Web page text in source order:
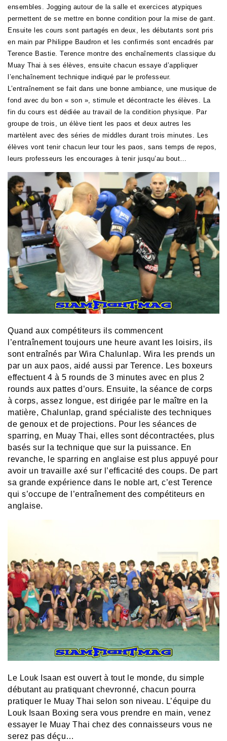
ensembles. Jogging autour de la salle et exercices atypiques
permettent de se mettre en bonne condition pour la mise de gant.
Ensuite les cours sont partagés en deux, les débutants sont pris
en main par Philippe Baudron et les confirmés sont encadrés par
Terence Bastie. Terence montre des enchaînements classique du
Muay Thai à ses élèves, ensuite chacun essaye d’appliquer
l’enchaînement technique indiqué par le professeur.
L’entraînement se fait dans une bonne ambiance, une musique de
fond avec du bon « son », stimule et décontracte les élèves. La
fin du cours est dédiée au travail de la condition physique. Par
groupe de trois, un élève tient les paos et deux autres les
martèlent avec des séries de middles durant trois minutes. Les
élèves vont tenir chacun leur tour les paos, sans temps de repos,
leurs professeurs les encourages à tenir jusqu’au bout…
Quand aux compétiteurs ils commencent
l’entraînement toujours une heure avant les loisirs, ils
sont entraînés par Wira Chalunlap. Wira les prends un
par un aux paos, aidé aussi par Terence. Les boxeurs
effectuent 4 à 5 rounds de 3 minutes avec en plus 2
rounds aux pattes d’ours. Ensuite, la séance de corps
à corps, assez longue, est dirigée par le maître en la
matière, Chalunlap, grand spécialiste des techniques
de genoux et de projections. Pour les séances de
sparring, en Muay Thai, elles sont décontractées, plus
basés sur la technique que sur la puissance. En
revanche, le sparring en anglaise est plus appuyé pour
avoir un travaille axé sur l’efficacité des coups. De part
sa grande expérience dans le noble art, c’est Terence
qui s’occupe de l’entraînement des compétiteurs en
anglaise.
Le Louk Isaan est ouvert à tout le monde, du simple
débutant au pratiquant chevronné, chacun pourra
pratiquer le Muay Thai selon son niveau. L’équipe du
Louk Isaan Boxing sera vous prendre en main, venez
essayer le Muay Thai chez des connaisseurs vous ne
serez pas déçu…